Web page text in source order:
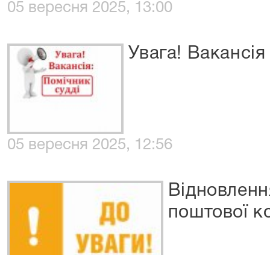
05 вересня 2025, 13:00
Увага!
05 вересня 2025, 12:56
поштової